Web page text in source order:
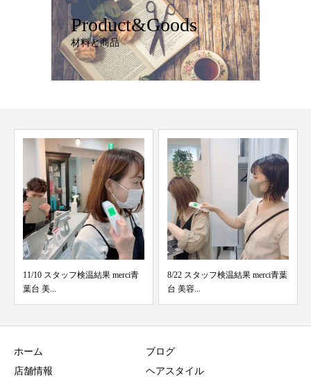
Product&Goods
材料と商品
11/10 スタッフ検温結果 merci青
葉台 美...
8/22 スタッフ検温結果 merci青葉
台 美容...
ホーム
店舗情報
ブログ
ヘアスタイル